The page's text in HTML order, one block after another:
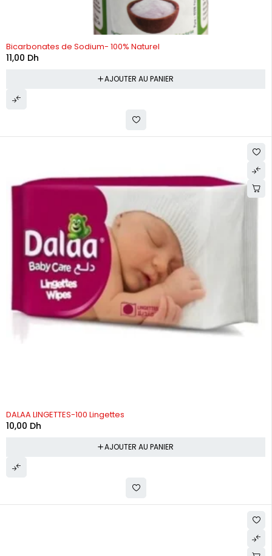
Bicarbonates de Sodium- 100% Naturel
11,00 Dh
AJOUTER AU PANIER
DALAA LINGETTES-100 Lingettes
10,00 Dh
AJOUTER AU PANIER